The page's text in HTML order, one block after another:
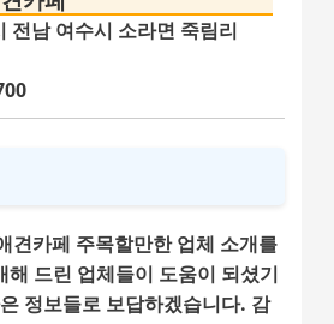
전남 여수시 소라면 죽림리
견카페 주목할만한 업체 소개를
해 드린 업체들이 도움이 되셨기
정보들로 보답하겠습니다. 감